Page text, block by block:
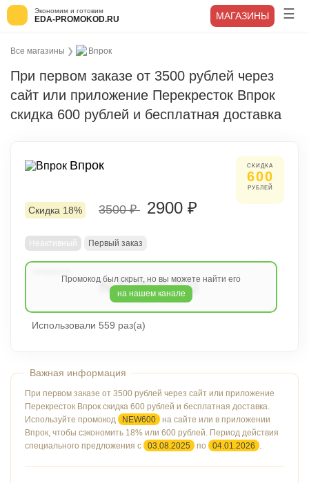
Экономим и готовим
EDA-PROMOKOD.RU МАГАЗИНЫ
Все магазины ❯ Впрок
При первом заказе от 3500 рублей через
сайт или приложение Перекресток Впрок
скидка 600 рублей и бесплатная доставка
Впрок СКИДКА
600
РУБЛЕЙ
Скидка 18% 3500 ₽ 2900 ₽
Неактивный Первый заказ
Промокод был скрыт, но вы можете найти его
на нашем канале
NEW600
Использовали 559 раз(а)
При первом заказе от 3500 рублей через сайт или приложение
Перекресток Впрок скидка 600 рублей и бесплатная доставка.
Используйте промокод
NEW600
на сайте или в приложении
Впрок, чтобы сэкономить 18% или 600 рублей. Период действия
специального предложения с
03.08.2025 по 04.01.2026 .